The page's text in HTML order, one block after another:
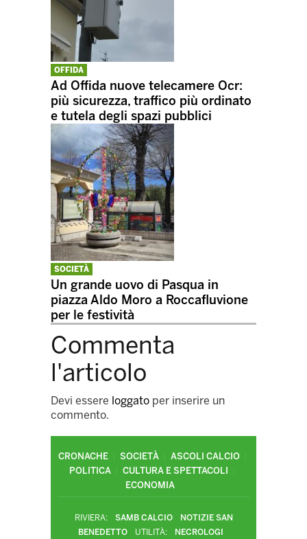
OFFIDA
Ad Offida nuove telecamere Ocr:
più sicurezza, traffico più ordinato
e tutela degli spazi pubblici
SOCIETÀ
Un grande uovo di Pasqua in
piazza Aldo Moro a Roccafluvione
per le festività
Commenta
l'articolo
Devi essere loggato per inserire un
commento.
CRONACHE SOCIETÀ
ASCOLI CALCIO
POLITICA
CULTURA E SPETTACOLI
ECONOMIA
RIVIERA: SAMB CALCIO
NOTIZIE SAN
BENEDETTO
UTILITÀ: NECROLOGI